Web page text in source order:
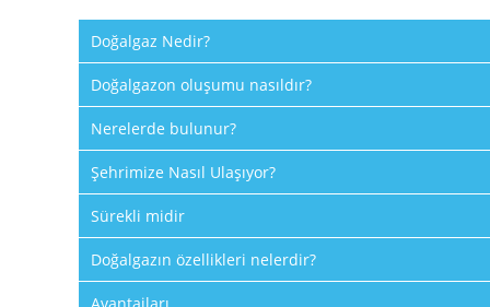
Doğalgaz Nedir?
Doğalgazon oluşumu nasıldır?
Nerelerde bulunur?
Şehrimize Nasıl Ulaşıyor?
Sürekli midir
Doğalgazın özellikleri nelerdir?